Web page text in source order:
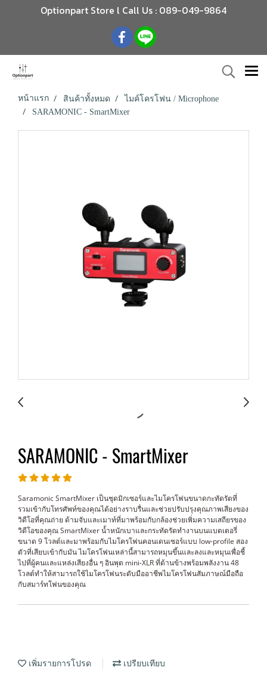
Optionpart Store l Call Us : 089-049-9864
หน้าแรก สินค้าทั้งหมด
ไมค์โครโฟน / Microphone
SARAMONIC - SmartMixer
SARAMONIC - SmartMixer
Saramonic SmartMixer เป็นชุดมิกเซอร์และไมโครโฟนขนาดกะทัดรัดที่
รวมเข้ากับโทรศัพท์ของคุณได้อย่างราบรื่นและช่วยปรับปรุงคุณภาพเสียงของ
วิดีโอที่คุณถ่าย ด้ามจับและเมาท์ที่มาพร้อมกับกล้องช่วยเพิ่มความเสถียรของ
วิดีโอของคุณ SmartMixer น้ำหนักเบาและกระทัดรัดทำงานบนแบตเตอรี่
ขนาด 9 โวลต์และมาพร้อมกับไมโครโฟนคอนเดนเซอร์แบบ low-profile สอง
ตัวที่เสียบเข้ากับมัน ไมโครโฟนเหล่านี้สามารถหมุนขึ้นและลงและหมุนเพื่อชี้
ไปที่ผู้คนและแหล่งเสียงอื่น ๆ อินพุต mini-XLR ที่ด้านข้างพร้อมพลังงาน 48
โวลต์ทำให้สามารถใช้ไมโครโฟนระดับมืออาชีพไมโครโฟนสัมภาษณ์มือถือ
กับสมาร์ทโฟนของคุณ
เพิ่มรายการโปรด เปรียบเทียบ